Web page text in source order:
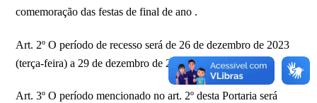
comemoração das festas de final de ano .
Art. 2º O período de recesso será de 26 de dezembro de 2023
(terça-feira) a 29 de dezembro de 2023 (sexta-feira).
Art. 3º O período mencionado no art. 2º desta Portaria será